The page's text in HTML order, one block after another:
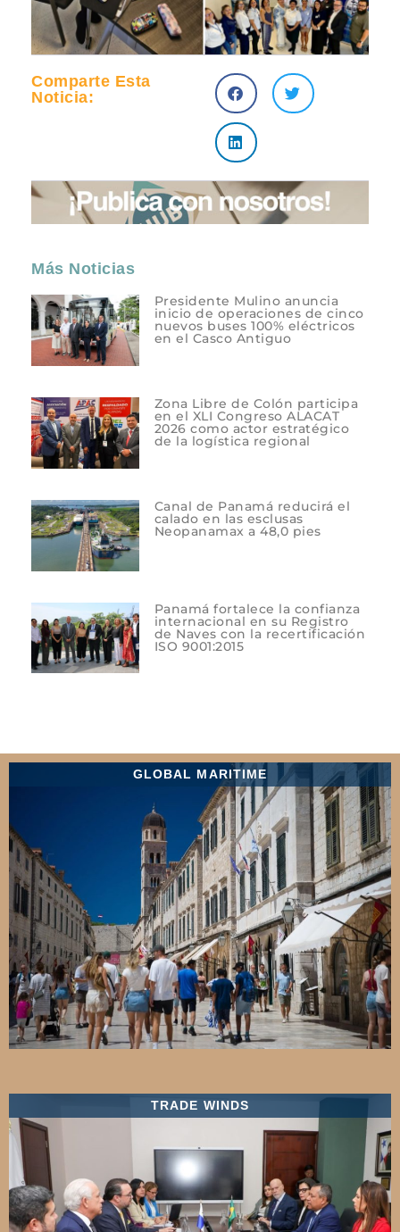
Comparte Esta
Noticia:
Más Noticias
Presidente Mulino anuncia
inicio de operaciones de cinco
nuevos buses 100% eléctricos
en el Casco Antiguo
Zona Libre de Colón participa
en el XLI Congreso ALACAT
2026 como actor estratégico
de la logística regional
Canal de Panamá reducirá el
calado en las esclusas
Neopanamax a 48,0 pies
Panamá fortalece la confianza
internacional en su Registro
de Naves con la recertificación
ISO 9001:2015
GLOBAL MARITIME
TRADE WINDS